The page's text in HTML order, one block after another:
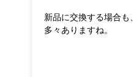
新品に交換する場合も、
多々ありますね。